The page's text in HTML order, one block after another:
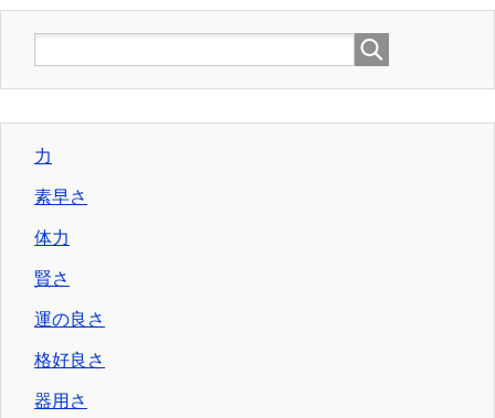
力
素早さ
体力
賢さ
運の良さ
格好良さ
器用さ